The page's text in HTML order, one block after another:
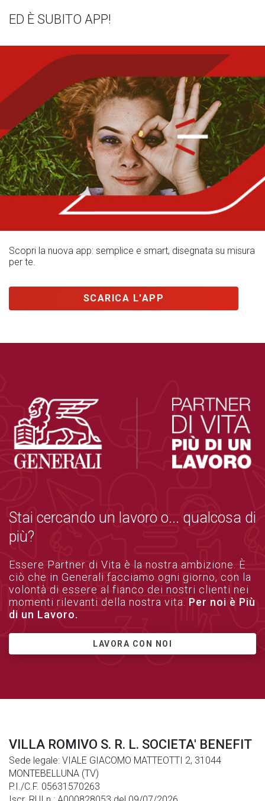
ED È SUBITO APP!
Scopri la nuova app: semplice e smart, disegnata su misura
per te.
SCARICA L'APP
Stai cercando un lavoro o... qualcosa di
più?
Essere Partner di Vita è la nostra ambizione. È
ciò che in Generali facciamo ogni giorno, con la
volontà di essere al fianco dei nostri clienti nei
momenti rilevanti della nostra vita. Per noi è Più
di un Lavoro.
LAVORA CON NOI
VILLA ROMIVO S. R. L. SOCIETA' BENEFIT
Sede legale: VIALE GIACOMO MATTEOTTI 2, 31044
MONTEBELLUNA (TV)
P.I./C.F. 05631570263